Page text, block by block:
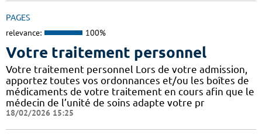
PAGES
relevance: 100%
Votre traitement personnel
Votre traitement personnel Lors de votre admission,
apportez toutes vos ordonnances et/ou les boîtes de
médicaments de votre traitement en cours afin que le
médecin de l’unité de soins adapte votre pr
18/02/2026 15:25